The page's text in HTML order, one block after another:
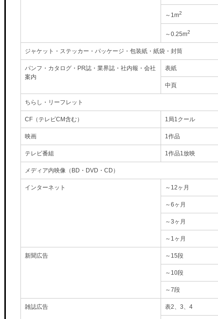
～1m2
～0.25m2
ジャケット・ステッカー・パッケージ・包装紙・紙袋・封筒
パンフ・カタログ・PR誌・業界誌・社内報・会社
案内
表紙
中頁
ちらし・リーフレット
CF（テレビCM含む） 1局1クール
映画 1作品
テレビ番組 1作品1放映
メディア内映像（BD・DVD・CD）
インターネット ～12ヶ月
～6ヶ月
～3ヶ月
～1ヶ月
新聞広告 ～15段
～10段
～7段
雑誌広告 表2、3、4